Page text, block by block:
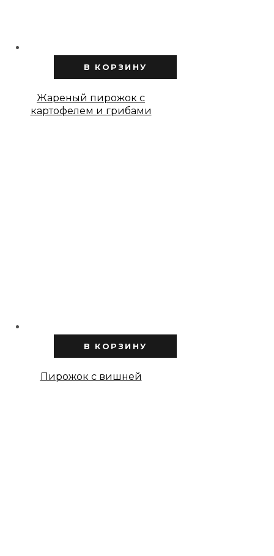
В КОРЗИНУ
Жареный пирожок с
картофелем и грибами
В КОРЗИНУ
Пирожок с вишней